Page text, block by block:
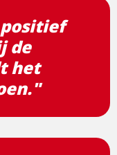
de
het